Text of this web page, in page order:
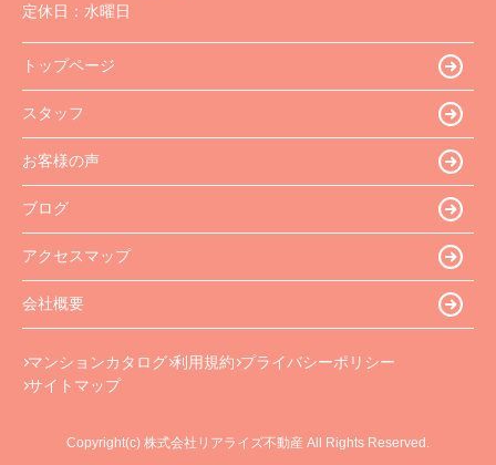
定休日： 水曜日
トップページ
スタッフ
お客様の声
ブログ
アクセスマップ
会社概要
マンションカタログ 利用規約 プライバシーポリシー
サイトマップ
Copyright(c) 株式会社リアライズ不動産 All Rights Reserved.